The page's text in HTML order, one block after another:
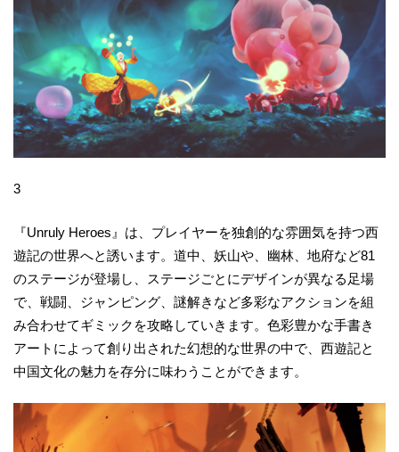
3
『Unruly Heroes』は、プレイヤーを独創的な雰囲気を持つ西
遊記の世界へと誘います。道中、妖山や、幽林、地府など81
のステージが登場し、ステージごとにデザインが異なる足場
で、戦闘、ジャンピング、謎解きなど多彩なアクションを組
み合わせてギミックを攻略していきます。色彩豊かな手書き
アートによって創り出された幻想的な世界の中で、西遊記と
中国文化の魅力を存分に味わうことができます。